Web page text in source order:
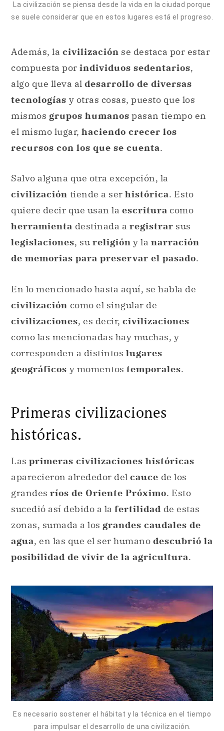
La civilización se piensa desde la vida en la ciudad porque
se suele considerar que en estos lugares está el progreso.
Además, la civilización se destaca por estar
compuesta por individuos sedentarios,
algo que lleva al desarrollo de diversas
tecnologías y otras cosas, puesto que los
mismos grupos humanos pasan tiempo en
el mismo lugar, haciendo crecer los
recursos con los que se cuenta.
Salvo alguna que otra excepción, la
civilización tiende a ser histórica. Esto
quiere decir que usan la escritura como
herramienta destinada a registrar sus
legislaciones, su religión y la narración
de memorias para preservar el pasado.
En lo mencionado hasta aquí, se habla de
civilización como el singular de
civilizaciones, es decir, civilizaciones
como las mencionadas hay muchas, y
corresponden a distintos lugares
geográficos y momentos temporales.
Primeras civilizaciones
históricas.
Las primeras civilizaciones históricas
aparecieron alrededor del cauce de los
grandes ríos de Oriente Próximo. Esto
sucedió así debido a la fertilidad de estas
zonas, sumada a los grandes caudales de
agua, en las que el ser humano descubrió la
posibilidad de vivir de la agricultura.
Es necesario sostener el hábitat y la técnica en el tiempo
para impulsar el desarrollo de una civilización.